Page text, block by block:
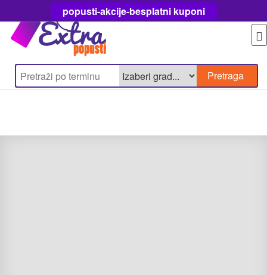
popusti-akcije-besplatni kuponi